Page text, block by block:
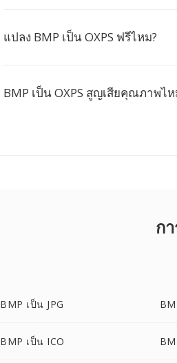
แปลง BMP เป็น OXPS ฟรีไหม?
BMP เป็น OXPS สูญเสียคุณภาพไห
ก
BMP เป็น JPG
BMP เป็น ICO